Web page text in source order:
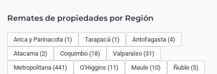
Remates de propiedades por Región
Arica y Parinacota (1) Tarapacá (1)
Antofagasta (4)
Atacama (2)
Coquimbo (18)
Valparaíso (31)
Metropolitana (441)
O'Higgins (11) Maule (10)
Ñuble (5)